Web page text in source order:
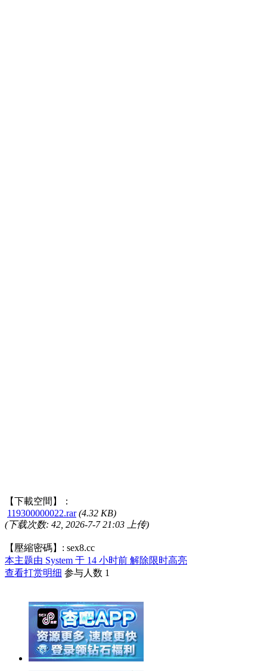
【下載空間】：
119300000022.rar (4.32 KB)
(下载次数: 42, 2026-7-7 21:03 上传)
【壓縮密碼】: sex8.cc
本主题由 System 于 14 小时前 解除限时高亮
查看打赏明细 参与人数 1